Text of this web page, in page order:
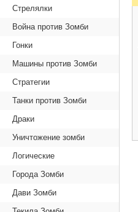
Стрелялки
Война против Зомби
Гонки
Машины против Зомби
Стратегии
Танки против Зомби
Драки
Уничтожение зомби
Логические
Города Зомби
Дави Зомби